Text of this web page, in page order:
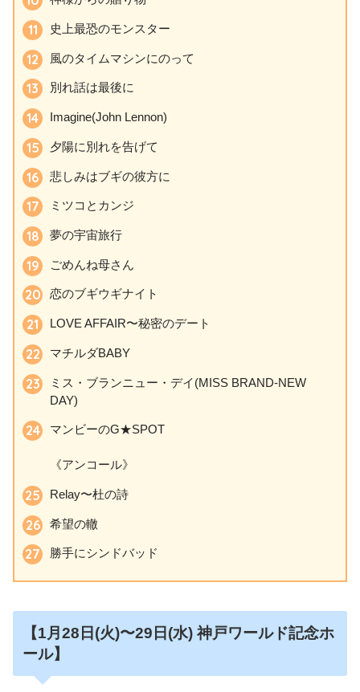
史上最恐のモンスター
風のタイムマシンにのって
別れ話は最後に
Imagine(John Lennon)
夕陽に別れを告げて
悲しみはブギの彼方に
ミツコとカンジ
夢の宇宙旅行
ごめんね母さん
恋のブギウギナイト
LOVE AFFAIR〜秘密のデート
マチルダBABY
ミス・ブランニュー・デイ(MISS BRAND-NEW
DAY)
マンビーのG★SPOT
《アンコール》
Relay〜杜の詩
希望の轍
勝手にシンドバッド
【1月28日 (火)〜29日(水)神戸ワールド記念ホ
ール】